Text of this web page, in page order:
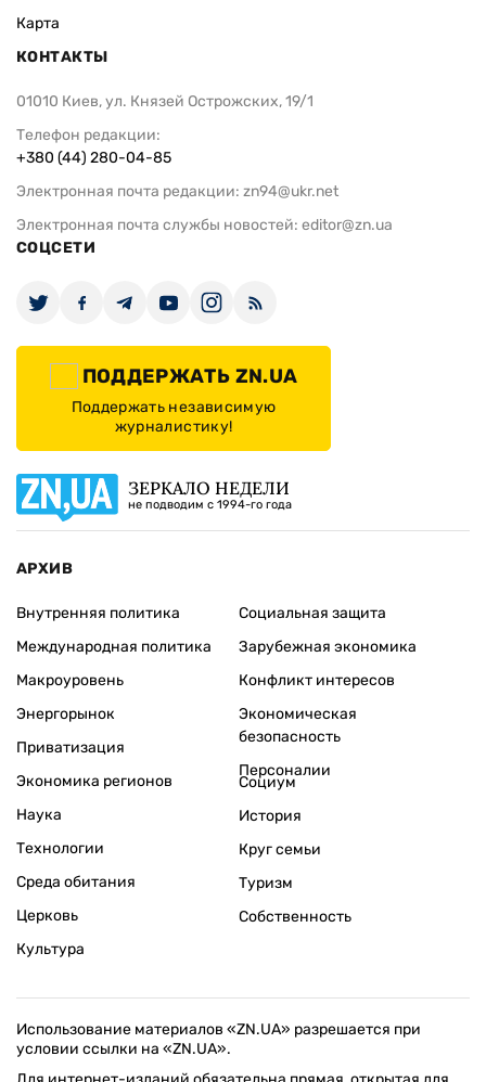
Карта
КОНТАКТЫ
01010 Киев, ул. Князей Острожских, 19/1
Телефон редакции:
+380 (44) 280-04-85
Электронная почта редакции: zn94@ukr.net
Электронная почта службы новостей: editor@zn.ua
СОЦСЕТИ
ПОДДЕРЖАТЬ ZN.UA
Поддержать независимую
журналистику!
ЗЕРКАЛО НЕДЕЛИ
не подводим с 1994-го года
АРХИВ
Внутренняя политика
Международная политика
Макроуровень
Энергорынок
Приватизация
Экономика регионов
Социальная защита
Зарубежная экономика
Конфликт интересов
Экономическая
безопасность
Персоналии
Наука
Технологии
Среда обитания
Церковь
Культура
Социум
История
Круг семьи
Туризм
Собственность
Использование материалов «ZN.UA» разрешается при
условии ссылки на «ZN.UA».